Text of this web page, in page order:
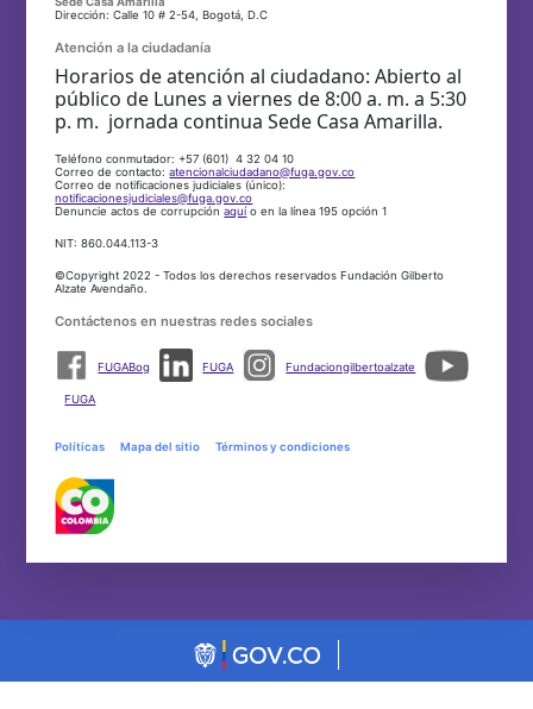
Dirección: Calle 10 # 2-54, Bogotá, D.C
Atención a la ciudadanía
Horarios de atención al ciudadano: Abierto al
público de Lunes a viernes de 8:00 a. m. a 5:30
p. m. jornada continua Sede Casa Amarilla.
Teléfono conmutador: +57 (601) 4 32 04 10
Correo de contacto:atencionalciudadano@fuga.gov.co
Correo de notificaciones judiciales (único):
notificacionesjudiciales@fuga.gov.co
Denuncie actos de corrupciónaquío en la línea 195 opción 1
NIT: 860.044.113-3
©Copyright 2022 - Todos los derechos reservados Fundación Gilberto
Alzate Avendaño.
Contáctenos en nuestras redes sociales
FUGABog FUGA Fundaciongilbertoalzate
FUGA
Políticas Mapa del sitio Términos y condiciones